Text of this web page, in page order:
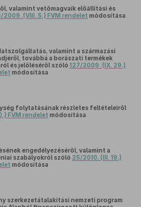
valamint vetőmagvaik előállítási és
2009. (VIII. 5.) FVM rendelet módosítása
valamint a származási
továbbá a borászati termékek
és jelöléséről szóló 127/2009. (IX. 29.)
módosítása
folytatásának részletes feltételeiről
FVM rendelet módosítása
engedélyezéséről, valamint a
szabályokról szóló 25/2010. (III. 19.)
módosítása
szerkezetátalakítási nemzeti program